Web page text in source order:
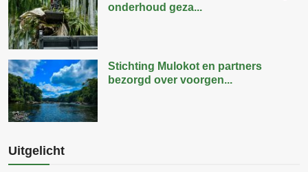
onderhoud geza...
Stichting Mulokot en partners
bezorgd over voorgen...
Uitgelicht